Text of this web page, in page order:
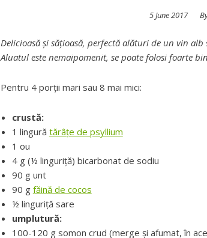
Posted
5 June 2017
Delicioasă și sățioasă, perfectă alături de un vin alb
Aluatul este nemaipomenit, se poate folosi foarte
Pentru 4 porții mari sau 8 mai mici:
crustă:
1 lingură tărâțe de psyllium
1 ou
4 g (½ linguriță) bicarbonat de sodiu
90 g unt
90 g făină de cocos
½ linguriță sare
umplutură:
100-120 g somon crud (merge și afumat, în